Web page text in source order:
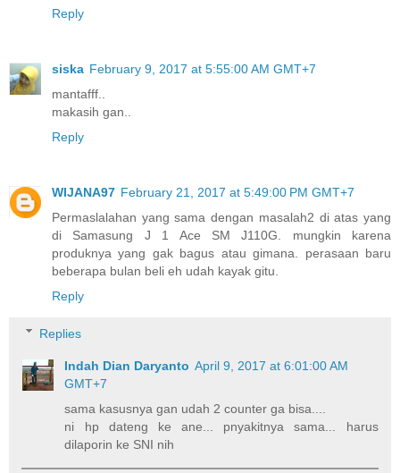
Reply
siska February 9, 2017 at 5:55:00 AM GMT+7
mantafff..
makasih gan..
Reply
WIJANA97 February 21, 2017 at 5:49:00 PM GMT+7
Permaslalahan yang sama dengan masalah2 di atas yang
di Samasung J 1 Ace SM J110G. mungkin karena
produknya yang gak bagus atau gimana. perasaan baru
beberapa bulan beli eh udah kayak gitu.
Reply
Replies
Indah Dian Daryanto April 9, 2017 at 6:01:00 AM
GMT+7
sama kasusnya gan udah 2 counter ga bisa....
ni hp dateng ke ane... pnyakitnya sama... harus
dilaporin ke SNI nih